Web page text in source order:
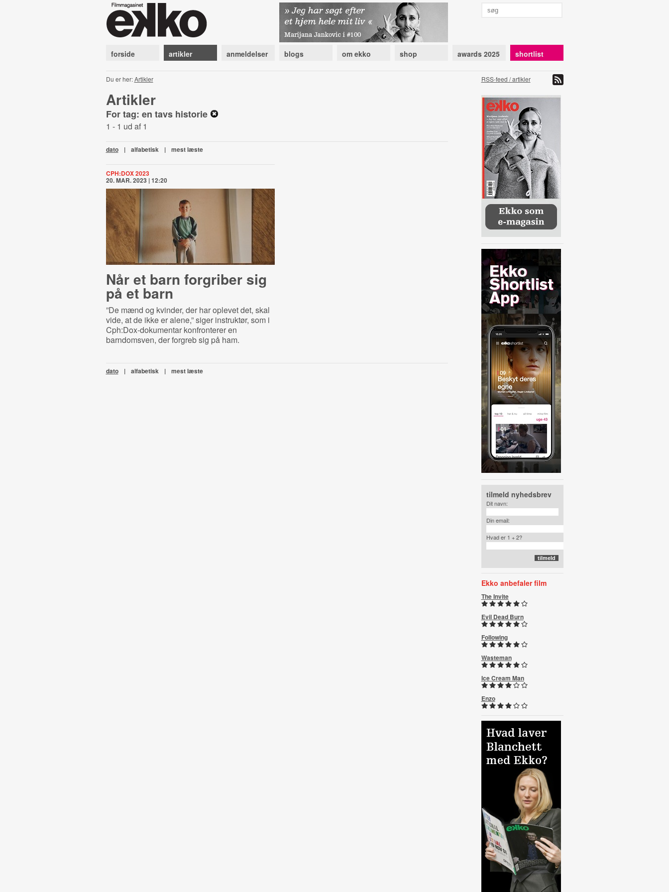
forside artikler anmeldelser blogs om ekko shop awards 2025 shortlist
Du er her:Artikler RSS-feed / artikler
Artikler
For tag: en tavs historie
1 - 1 ud af 1
dato | alfabetisk | mest læste
CPH:DOX 2023
20. MAR. 2023 | 12:20
Når et barn forgriber sig
på et barn
”De mænd og kvinder, der har oplevet det, skal
vide, at de ikke er alene,” siger instruktør, som i
Cph:Dox-dokumentar konfronterer en
barndomsven, der forgreb sig på ham.
dato | alfabetisk | mest læste
tilmeld nyhedsbrev
Dit navn:
Din email:
Hvad er 1 + 2?
Ekko anbefaler film
The Invite
Evil Dead Burn
Following
Wasteman
Ice Cream Man
Enzo